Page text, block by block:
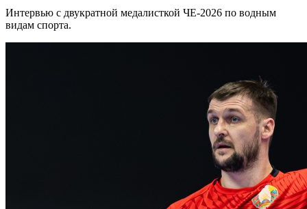
Интервью с двукратной медалисткой ЧЕ-2026 по водным
видам спорта.